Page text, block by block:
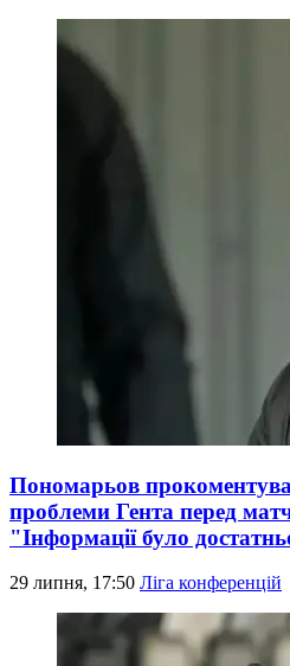
Пономарьов
проблеми Гента перед
"Інформації було
29 липня, 17:50 Ліга конференцій